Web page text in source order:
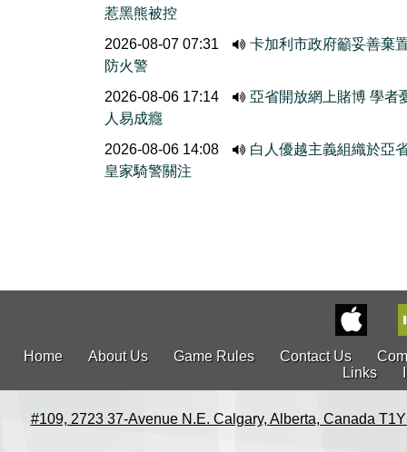
惹黑熊被控
2026-08-07 07:31
卡加利市政府籲妥善棄
防火警
2026-08-06 17:14
亞省開放網上賭博 學者
人易成癮
2026-08-06 14:08
白人優越主義組織於亞
皇家騎警關注
Home About Us Game Rules Contact Us
Links
#109, 2723 37-Avenue N.E. Calgary, Alberta, Canada